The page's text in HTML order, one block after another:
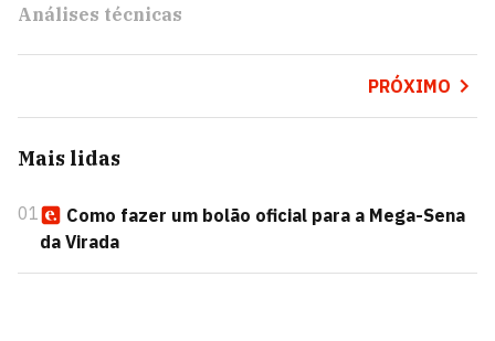
Análises técnicas
PRÓXIMO
Mais lidas
01
Como fazer um bolão oficial para a Mega-Sena
da Virada